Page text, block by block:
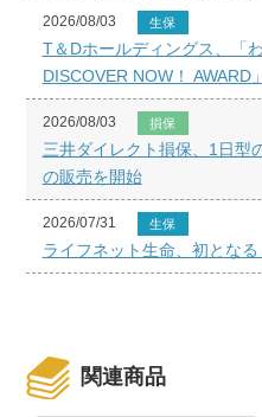
2026/08/03 生保
T＆Dホールディングス、「
DISCOVER NOW！ AWARD
2026/08/03 損保
三井ダイレクト損保、1日型
の販売を開始
2026/07/31 生保
ライフネット生命、初とな
関連商品